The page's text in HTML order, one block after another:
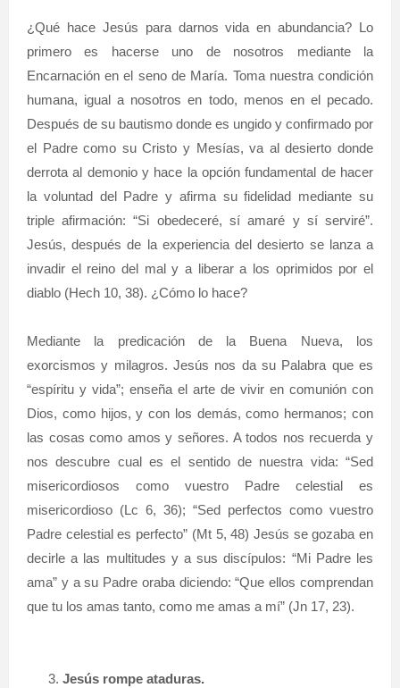
¿Qué hace Jesús para darnos vida en abundancia? Lo
primero es hacerse uno de nosotros mediante la
Encarnación en el seno de María. Toma nuestra condición
humana, igual a nosotros en todo, menos en el pecado.
Después de su bautismo donde es ungido y confirmado por
el Padre como su Cristo y Mesías, va al desierto donde
derrota al demonio y hace la opción fundamental de hacer
la voluntad del Padre y afirma su fidelidad mediante su
triple afirmación: “Si obedeceré, sí amaré y sí serviré”.
Jesús, después de la experiencia del desierto se lanza a
invadir el reino del mal y a liberar a los oprimidos por el
diablo (Hech 10, 38). ¿Cómo lo hace?
Mediante la predicación de la Buena Nueva, los
exorcismos y milagros. Jesús nos da su Palabra que es
“espíritu y vida”; enseña el arte de vivir en comunión con
Dios, como hijos, y con los demás, como hermanos; con
las cosas como amos y señores. A todos nos recuerda y
nos descubre cual es el sentido de nuestra vida: “Sed
misericordiosos como vuestro Padre celestial es
misericordioso (Lc 6, 36); “Sed perfectos como vuestro
Padre celestial es perfecto” (Mt 5, 48) Jesús se gozaba en
decirle a las multitudes y a sus discípulos: “Mi Padre les
ama” y a su Padre oraba diciendo: “Que ellos comprendan
que tu los amas tanto, como me amas a mí” (Jn 17, 23).
Jesús rompe ataduras.